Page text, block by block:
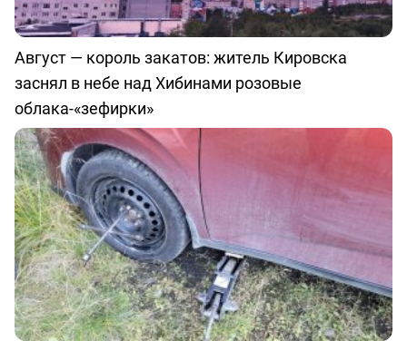
Август — король закатов: житель Кировска
заснял в небе над Хибинами розовые
облака-«зефирки»